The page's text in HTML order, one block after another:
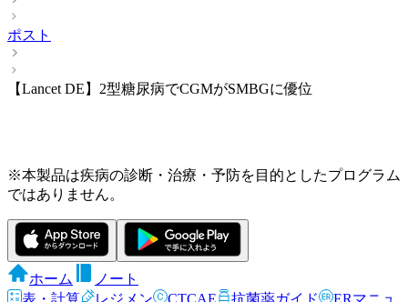
ポスト
【Lancet DE】2型糖尿病でCGMがSMBGに優位
※本製品は疾病の診断・治療・予防を目的としたプログラム
ではありません。
ホーム
ノート
表・計算
レジメン CTCAE 抗菌薬ガイド
ERマニュ